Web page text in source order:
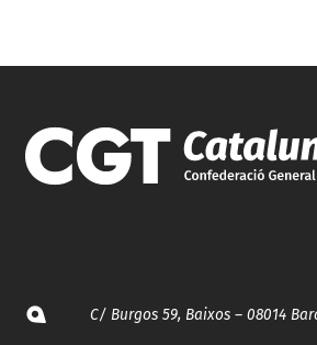
C/ Burgos 59, Baixos – 08014